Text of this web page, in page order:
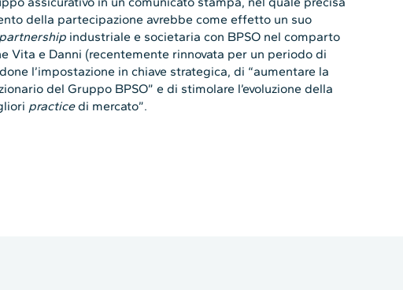
della partecipazione avrebbe come effetto un suo
partnership industriale e societaria con BPSO nel comparto
Vita e Danni (recentemente rinnovata per un periodo di
l’impostazione in chiave strategica, di “aumentare la
del Gruppo BPSO” e di stimolare l’evoluzione della
practicedi mercato”.